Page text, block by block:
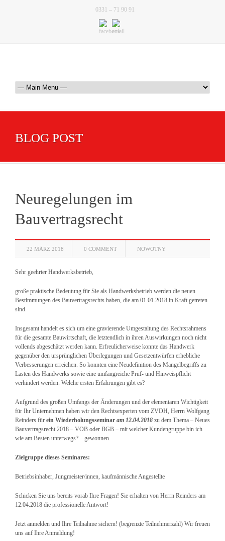
0331 – 71 90 91
BLOG POST
Neuregelungen im
Bauvertragsrecht
22 MÄRZ 2018 0 COMMENT NOWOTNY
Sehr geehrter Handwerksbetrieb,
große praktische Bedeutung für Sie als Handwerksbetrieb werden die neuen
Bestimmungen des Bauvertragsrechts haben, die am 01.01.2018 in Kraft getreten
sind.
Insgesamt handelt es sich um eine gravierende Umgestaltung des Rechtsrahmens
für die gesamte Bauwirtschaft, die letztendlich in ihren Auswirkungen noch nicht
vollends abgeschätzt werden kann. Erfreulicherweise konnte das Handwerk
gegenüber den ursprünglichen Überlegungen und Gesetzentwürfen erhebliche
Verbesserungen erreichen. So konnten eine Neudefinition des Mangelbegriffs zu
Lasten des Handwerks sowie eine umfangreiche Prüf- und Hinweispflicht
verhindert werden. Welche ersten Erfahrungen gibt es?
Aufgrund des großen Umfangs der Änderungen und der elementaren Wichtigkeit
für Ihr Unternehmen haben wir den Rechtsexperten vom ZVDH, Herrn Wolfgang
Reinders für ein Wiederholungsseminar am 12.04.2018 zu dem Thema – Neues
Bauvertragsrecht 2018 – VOB oder BGB – mit welcher Kundengruppe bin ich
wie am Besten unterwegs? – gewonnen.
Zielgruppe dieses Seminares:
Betriebsinhaber, Jungmeister/innen, kaufmännische Angestellte
Schicken Sie uns bereits vorab Ihre Fragen! Sie erhalten von Herrn Reinders am
12.04.2018 die professionelle Antwort!
Jetzt anmelden und Ihre Teilnahme sichern! (begrenzte Teilnehmerzahl) Wir freuen
uns auf Ihre Anmeldung!